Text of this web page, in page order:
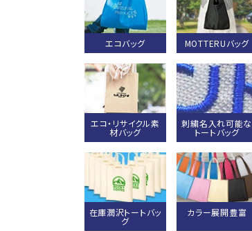
エコバッグ MOTTERUバッグ
エコ・リサイクル素
材バッグ
刺繍名入れ可能な
トートバッグ
在庫潤沢トートバッ
グ
カラー展開豊富